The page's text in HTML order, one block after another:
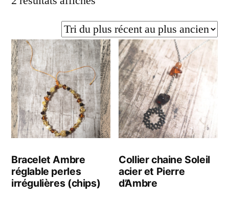
du
plus
récent
au
plus
ancien
Bracelet Ambre
réglable perles
irrégulières (chips)
Collier chaine Soleil
acier et Pierre
d’Ambre